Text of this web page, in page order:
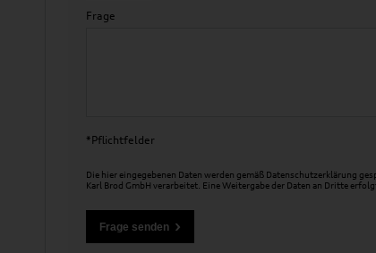
Frage
*Pflichtfelder
Die hier eingegebenen Daten werden gemäß Datenschutzerklärung
Karl Brod GmbH verarbeitet. Eine Weitergabe der Daten an Dritte